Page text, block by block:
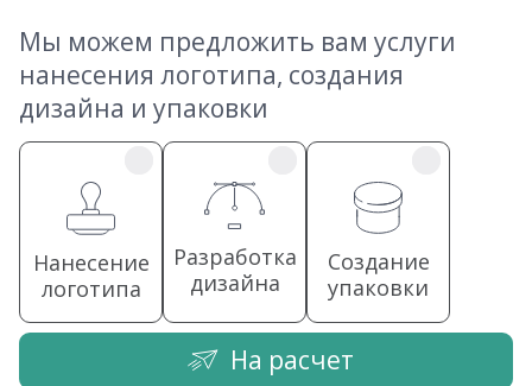
Мы можем предложить вам услуги
нанесения логотипа, создания
дизайна и упаковки
Нанесение
логотипа
Разработка
дизайна
Создание
упаковки
На расчет